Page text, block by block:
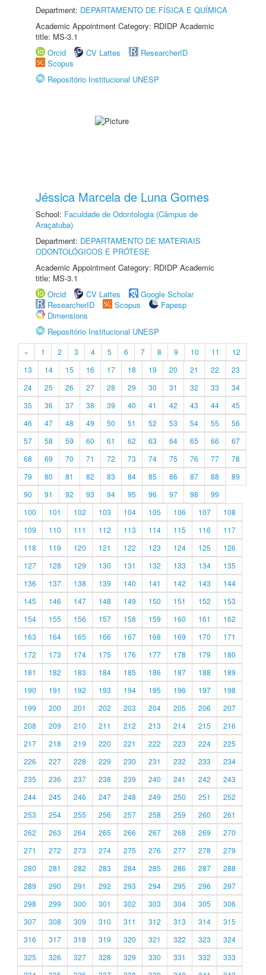
Department: DEPARTAMENTO DE FÍSICA E QUÍMICA
Academic Appointment Category: RDIDP Academic
title: MS-3.1
Orcid
CV Lattes
ResearcherID
Scopus
Repositório Institucional UNESP
Jéssica Marcela de Luna Gomes
School: Faculdade de Odontologia (Câmpus de
Araçatuba)
Department: DEPARTAMENTO DE MATERIAIS
ODONTOLÓGICOS E PRÓTESE
Academic Appointment Category: RDIDP Academic
title: MS-3.1
Orcid
CV Lattes
Google Scholar
ResearcherID
Scopus
Fapesp
Dimensions
Repositório Institucional UNESP
« 1 2 3 4 5 6 7 8 9 10 11
12
13
14 15 16 17 18 19 20 21 22
23
24
25 26 27 28 29 30 31 32 33
34
35
36 37 38 39 40 41 42 43 44
45
46
47 48 49 50 51 52 53 54 55
56
57
58 59 60 61 62 63 64 65 66
67
68
69 70 71 72 73 74 75 76 77
78
79
80 81 82 83 84 85 86 87 88
89
90
91 92 93 94 95 96 97 98
99
100
101 102 103 104 105 106 107
108
109
110 111 112 113 114 115 116
117
118
119 120 121 122 123 124 125
126
127
128 129 130 131 132 133 134
135
136
137 138 139 140 141 142 143
144
145
146 147 148 149 150 151 152
153
154
155 156 157 158 159 160 161
162
163
164 165 166 167 168 169 170
171
172
173 174 175 176 177 178 179
180
181
182 183 184 185 186 187 188
189
190
191 192 193 194 195 196 197
198
199
200 201 202 203 204 205 206
207
208
209 210 211 212 213 214 215
216
217
218 219 220 221 222 223 224
225
226
227 228 229 230 231 232 233
234
235
236 237 238 239 240 241 242
243
244
245 246 247 248 249 250 251
252
253
254 255 256 257 258 259 260
261
262
263 264 265 266 267 268 269
270
271
272 273 274 275 276 277 278
279
280
281 282 283 284 285 286 287
288
289
290 291 292 293 294 295 296
297
298
299 300 301 302 303 304 305
306
307
308 309 310 311 312 313 314
315
316
317 318 319 320 321 322 323
324
325
326 327 328 329 330 331 332
333